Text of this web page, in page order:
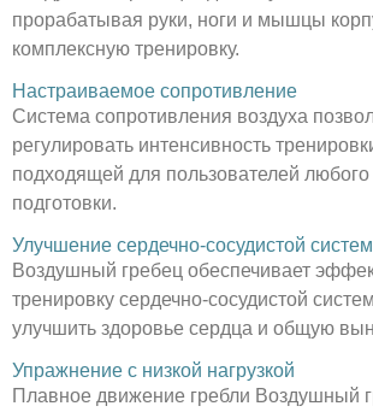
прорабатывая руки, ноги и мышцы
комплексную тренировку.
Настраиваемое сопротивление
Система сопротивления воздуха
регулировать интенсивность
подходящей для пользователей любого
подготовки.
Улучшение сердечно-сосудистой
Воздушный гребец обеспечивает
тренировку сердечно-сосудистой
улучшить здоровье сердца и общую
Упражнение с низкой нагрузкой
Плавное движение гребли Воздушный